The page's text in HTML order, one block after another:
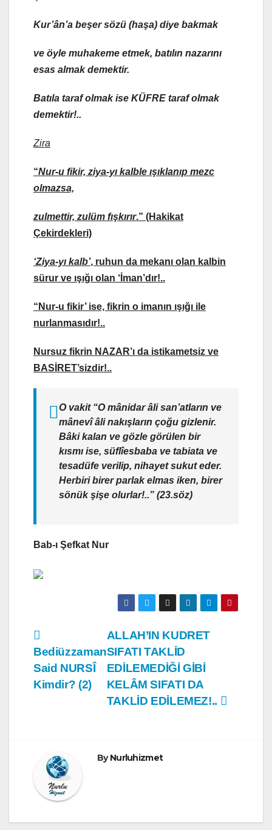
Kur’ân’a beşer sözü (haşa) diye bakmak
ve öyle muhakeme etmek, batılın nazarını
esas almak demektir.
Batıla taraf olmak ise KÜFRE taraf olmak
demektir!..
Zira
“Nur-u fikir, ziya-yı kalble ışıklanıp mezc
olmazsa,
zulmettir, zulüm fışkırır.” (Hakikat
Çekirdekleri)
‘Ziya-yı kalb’, ruhun da mekanı olan kalbin
sürur ve ışığı olan ‘ İman’dır!..
“ Nur-u fikir’ ise, fikrin o imanın ışığı ile
nurlanmasıdır!..
Nursuz fikrin NAZAR’ı da istikametsiz ve
BASİRET’sizdir!..
O vakit “Omânidarâli san’atların ve
mânevî âlinakışların çoğu gizlenir.
Bâki kalan ve gözle görülen bir
kısmı ise, süflîesbaba ve tabiata ve
tesadüfe verilip, nihayet sukut eder.
Herbiri birer parlakelmas iken, birer
sönük şişe olurlar!..” (23.söz)
Bab-ı Şefkat Nur
Yazı
gezinmesi
ALLAH’IN KUDRET
SIFATI TAKLİD
EDİLEMEDİĞİ GİBİ
KELÂM SIFATI DA
TAKLİD EDİLEMEZ!..
Bediüzzaman
Said NURSÎ
Kimdir? (2)
ByNurluhizmet